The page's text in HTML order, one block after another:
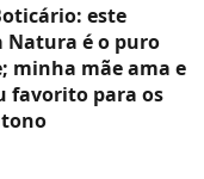
este
Natura é o puro
minha mãe ama e
favorito para os